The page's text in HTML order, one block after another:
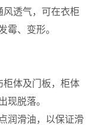
透气，可在衣柜
霉、变形。
体及门板，柜体
现脱落。
滑油，以保证滑